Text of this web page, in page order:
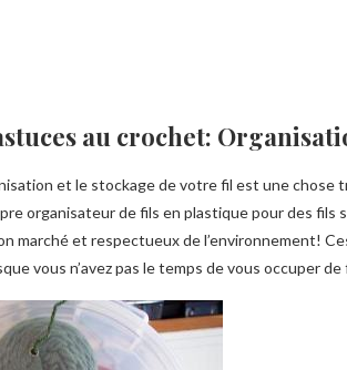
au crochet:
et le stockage de votre fil est une
organisateur de fils en plastique pour des
marché et respectueux de l’environnement!
vous n’avez pas le temps de vous occuper